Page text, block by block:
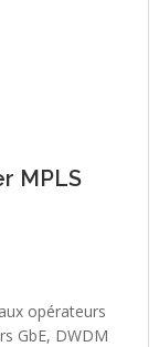
MPLS
opérateurs
GbE, DWDM